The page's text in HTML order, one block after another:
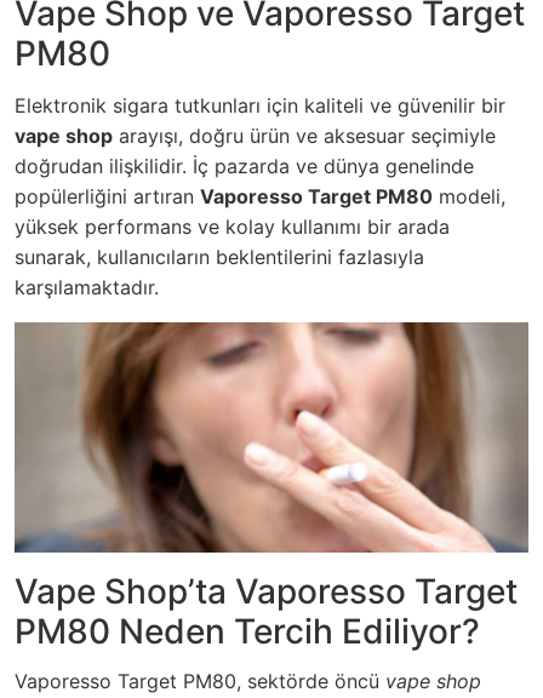
Vape Shop ve Vaporesso Target
PM80
Elektronik sigara tutkunları için kaliteli ve güvenilir bir
vape shop arayışı, doğru ürün ve aksesuar seçimiyle
doğrudan ilişkilidir. İç pazarda ve dünya genelinde
popülerliğini artıran Vaporesso Target PM80 modeli,
yüksek performans ve kolay kullanımı bir arada
sunarak, kullanıcıların beklentilerini fazlasıyla
karşılamaktadır.
Vape Shop’ta Vaporesso Target
PM80 Neden Tercih Ediliyor?
Vaporesso Target PM80, sektörde öncü vape shop